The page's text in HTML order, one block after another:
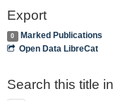
Export
0
Marked Publications
Open Data LibreCat
Search this title in